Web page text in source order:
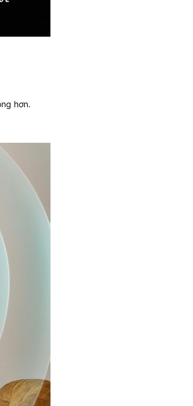
hơn.